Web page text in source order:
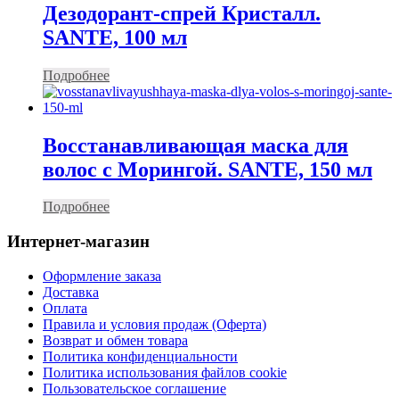
Дезодорант-спрей Кристалл.
SANTE, 100 мл
Подробнее
Восстанавливающая маска для
волос с Морингой. SANTE, 150 мл
Подробнее
Интернет-магазин
Оформление заказа
Доставка
Оплата
Правила и условия продаж (Оферта)
Возврат и обмен товара
Политика конфиденциальности
Политика использования файлов cookie
Пользовательское соглашение